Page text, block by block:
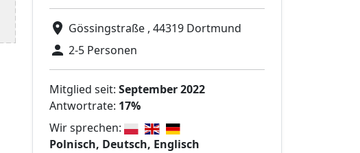
Gössingstraße , 44319 Dortmund
2-5 Personen
Mitglied seit: September 2022
Antwortrate: 17%
Wir sprechen:
Polnisch, Deutsch, Englisch